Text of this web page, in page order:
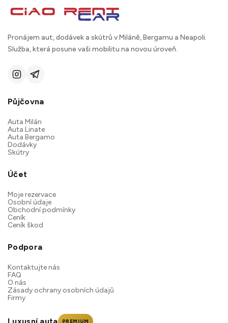
Pronájem aut, dodávek a skútrů v Miláně, Bergamu a Neapoli.
Služba, která posune vaši mobilitu na novou úroveň.
Půjčovna
Auta Milán
Auta Linate
Auta Bergamo
Dodávky
Skútry
Účet
Moje rezervace
Osobní údaje
Obchodní podmínky
Ceník
Ceník škod
Podpora
Kontaktujte nás
FAQ
O nás
Zásady ochrany osobních údajů
Firmy
Luxusní auta PREMIUM